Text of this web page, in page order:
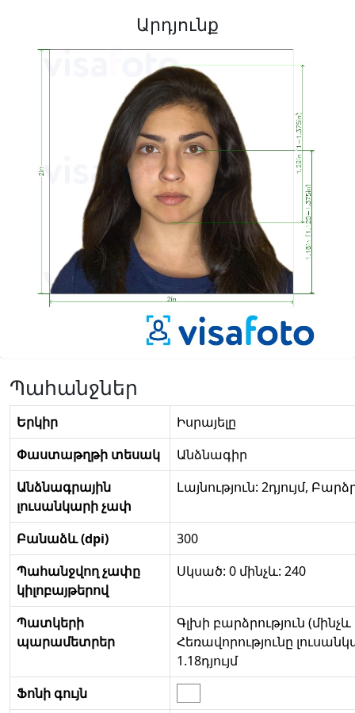
Արդյունք
Պահանջներ
Երկիր
Իսրայելը
Փաստաթղթի տեսակ
Անձնագիր
Անձնագրային
լուսանկարի չափ
Լայնություն: 2դյույմ,
Բանաձև (dpi)
300
Պահանջվող չափը
կիլոբայթերով
Սկսած: 0 մինչև: 240
Պատկերի
պարամետրեր
Գլխի բարձրություն
Հեռավորությունը
1.18դյույմ
Ֆոնի գույն